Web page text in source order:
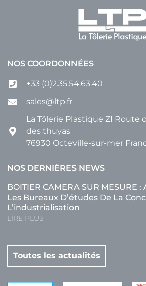
NOS COORDONNÉES
+33 (0)2.35.54.63.40
sales@ltp.fr
La Tôlerie Plastique ZI Route
des thuyas
76930 Octeville-sur-mer
NOS DERNIÈRES NEWS
BOITIER CAMERA SUR MESURE
Les Bureaux D’études De La
L’industrialisation
LIRE PLUS
Toutes les actualités